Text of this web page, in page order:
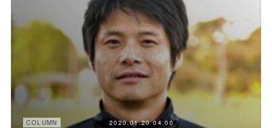
COLUMN 2020.01.20 04:00